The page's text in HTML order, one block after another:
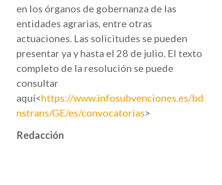
en los órganos de gobernanza de las
entidades agrarias, entre otras
actuaciones. Las solicitudes se pueden
presentar ya y hasta el 28 de julio. El texto
completo de la resolución se puede
consultar
aquí<https://www.infosubvenciones.es/bd
nstrans/GE/es/convocatorias>
Redacción